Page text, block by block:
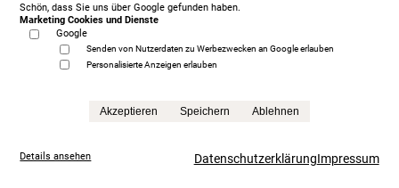
Treca Paris Oreiller, 200 x 200 cm, mit Matratze/n,
Schön, dass Sie uns über Google gefunden haben.
Marketing Cookies und Dienste
Google
Senden von Nutzerdaten zu Werbezwecken an Google erlauben
Personalisierte Anzeigen erlauben
Akzeptieren Speichern Ablehnen
Details ansehen DatenschutzerklärungImpressum